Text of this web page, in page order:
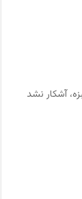
آشکار نشد